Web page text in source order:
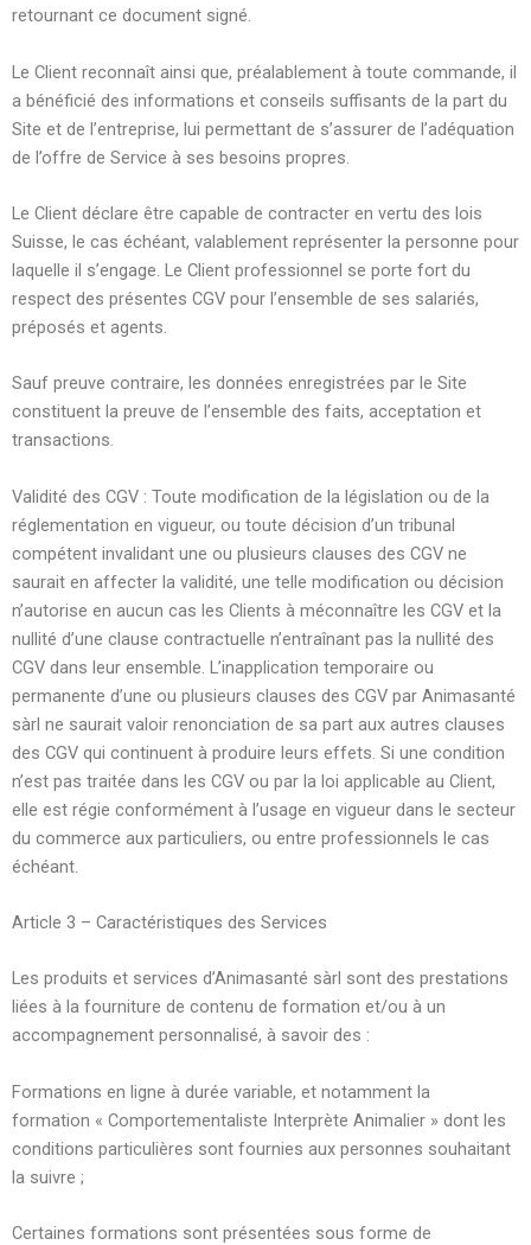
retournant ce document signé.
Le Client reconnaît ainsi que, préalablement à toute commande, il
a bénéficié des informations et conseils suffisants de la part du
Site et de l’entreprise, lui permettant de s’assurer de l’adéquation
de l’offre de Service à ses besoins propres.
Le Client déclare être capable de contracter en vertu des lois
Suisse, le cas échéant, valablement représenter la personne pour
laquelle il s’engage. Le Client professionnel se porte fort du
respect des présentes CGV pour l’ensemble de ses salariés,
préposés et agents.
Sauf preuve contraire, les données enregistrées par le Site
constituent la preuve de l’ensemble des faits, acceptation et
transactions.
Validité des CGV : Toute modification de la législation ou de la
réglementation en vigueur, ou toute décision d’un tribunal
compétent invalidant une ou plusieurs clauses des CGV ne
saurait en affecter la validité, une telle modification ou décision
n’autorise en aucun cas les Clients à méconnaître les CGV et la
nullité d’une clause contractuelle n’entraînant pas la nullité des
CGV dans leur ensemble. L’inapplication temporaire ou
permanente d’une ou plusieurs clauses des CGV par Animasanté
sàrl ne saurait valoir renonciation de sa part aux autres clauses
des CGV qui continuent à produire leurs effets. Si une condition
n’est pas traitée dans les CGV ou par la loi applicable au Client,
elle est régie conformément à l’usage en vigueur dans le secteur
du commerce aux particuliers, ou entre professionnels le cas
échéant.
Article 3 – Caractéristiques des Services
Les produits et services d’Animasanté sàrl sont des prestations
liées à la fourniture de contenu de formation et/ou à un
accompagnement personnalisé, à savoir des :
Formations en ligne à durée variable, et notamment la
formation « Comportementaliste Interprète Animalier » dont les
conditions particulières sont fournies aux personnes souhaitant
la suivre ;
Certaines formations sont présentées sous forme de